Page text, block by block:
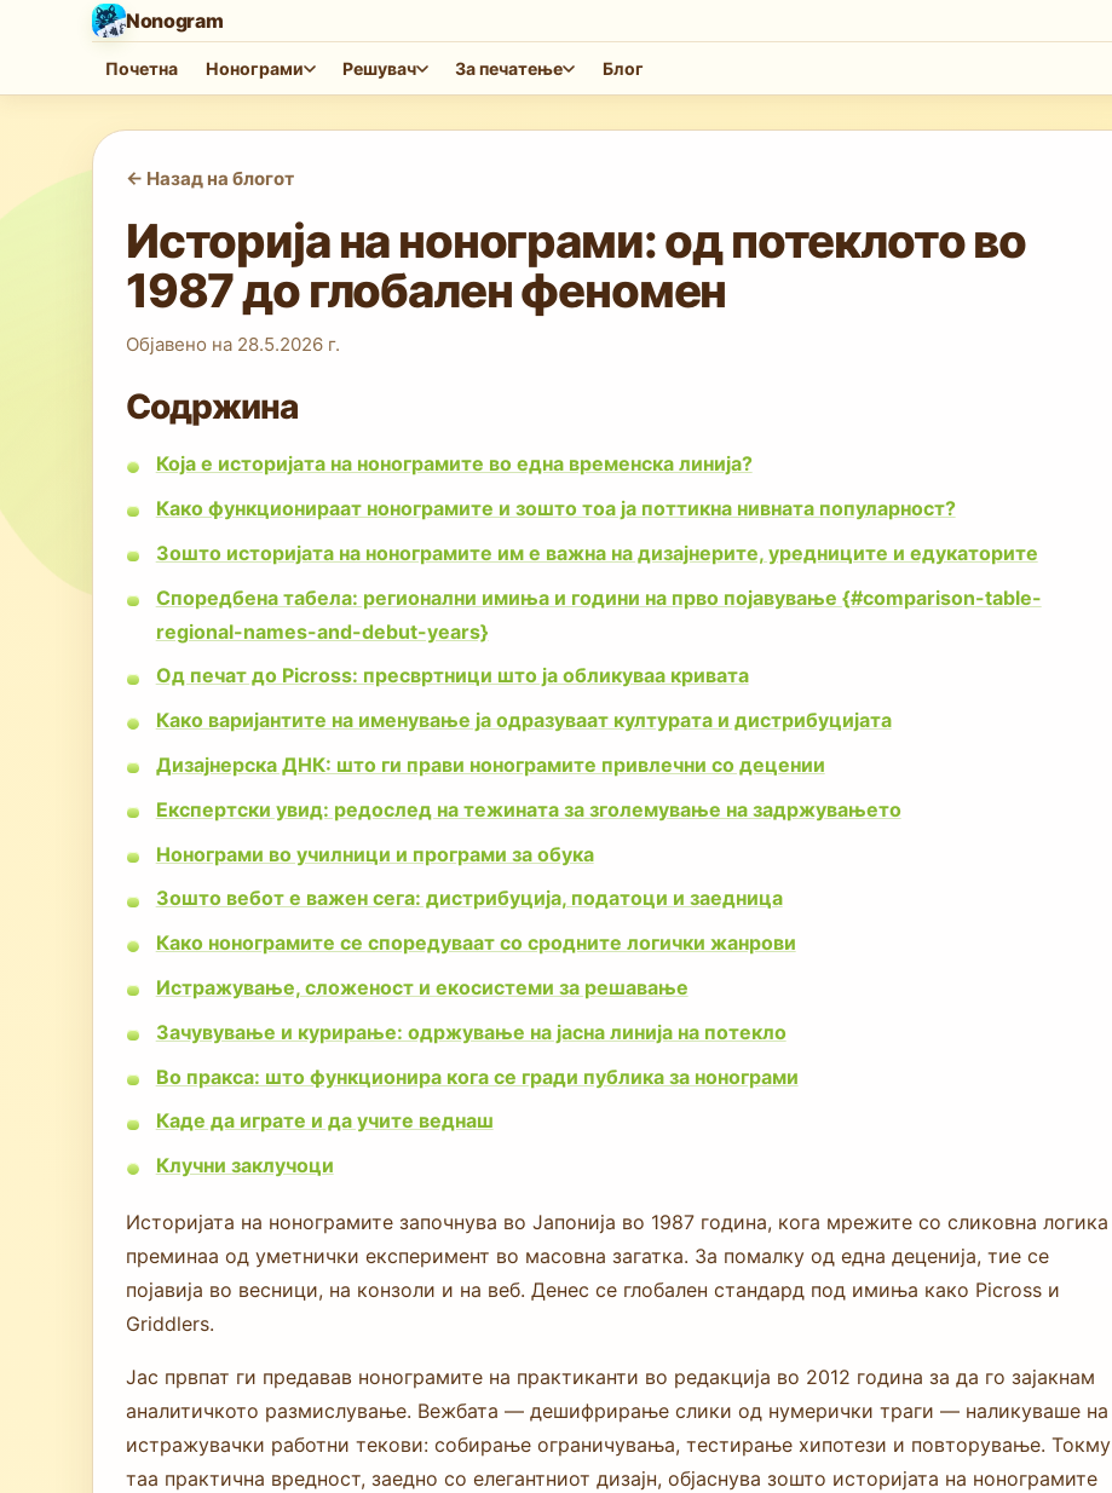
Nonogram
Почетна Нонограми Решувач За печатење Блог
<- Назад на блогот
Историја на нонограми: од потеклото во
1987 до глобален феномен
Објавено на 28.5.2026 г.
Содржина
Која е историјата на нонограмите во една временска линија?
Како функционираат нонограмите и зошто тоа ја поттикна нивната популарност?
Зошто историјата на нонограмите им е важна на дизајнерите, уредниците и едукаторите
Споредбена табела: регионални имиња и години на прво појавување {#comparison-table-
regional-names-and-debut-years}
Од печат до Picross: пресвртници што ја обликуваа кривата
Како варијантите на именување ја одразуваат културата и дистрибуцијата
Дизајнерска ДНК: што ги прави нонограмите привлечни со децении
Експертски увид: редослед на тежината за зголемување на задржувањето
Нонограми во училници и програми за обука
Зошто вебот е важен сега: дистрибуција, податоци и заедница
Како нонограмите се споредуваат со сродните логички жанрови
Истражување, сложеност и екосистеми за решавање
Зачувување и курирање: одржување на јасна линија на потекло
Во пракса: што функционира кога се гради публика за нонограми
Каде да играте и да учите веднаш
Клучни заклучоци
Историјата на нонограмите започнува во Јапонија во 1987 година, кога мрежите со сликовна логика
преминаа од уметнички експеримент во масовна загатка. За помалку од една деценија, тие се
појавија во весници, на конзоли и на веб. Денес се глобален стандард под имиња како Picross и
Griddlers.
Јас првпат ги предавав нонограмите на практиканти во редакција во 2012 година за да го зајакнам
аналитичкото размислување. Вежбата — дешифрирање слики од нумерички траги — наликуваше на
истражувачки работни текови: собирање ограничувања, тестирање хипотези и повторување. Токму
таа практична вредност, заедно со елегантниот дизајн, објаснува зошто историјата на нонограмите